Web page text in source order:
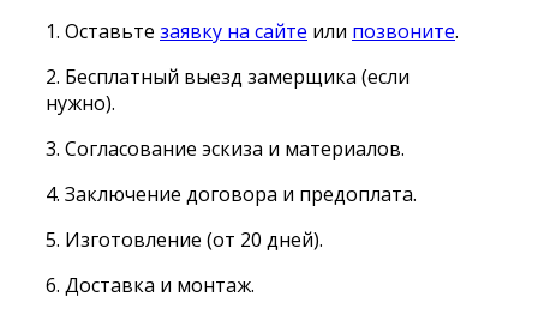
1. Оставьте заявку на сайте или позвоните.
2. Бесплатный выезд замерщика (если
нужно).
3. Согласование эскиза и материалов.
4. Заключение договора и предоплата.
5. Изготовление (от 20 дней).
6. Доставка и монтаж.